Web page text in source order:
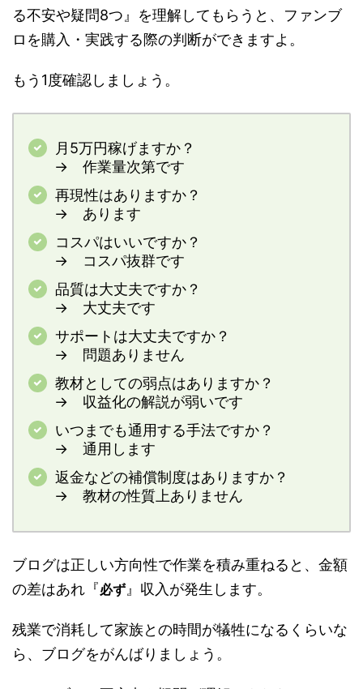
る不安や疑問8つ』を理解してもらうと、ファンブ
ロを購入・実践する際の判断ができますよ。
もう1度確認しましょう。
月5万円稼げますか？
→ 作業量次第です
再現性はありますか？
→ あります
コスパはいいですか？
→ コスパ抜群です
品質は大丈夫ですか？
→ 大丈夫です
サポートは大丈夫ですか？
→ 問題ありません
教材としての弱点はありますか？
→ 収益化の解説が弱いです
いつまでも通用する手法ですか？
→ 通用します
返金などの補償制度はありますか？
→ 教材の性質上ありません
ブログは正しい方向性で作業を積み重ねると、金額
の差はあれ『必ず 』収入が発生します。
残業で消耗して家族との時間が犠牲になるくらいな
ら、ブログをがんばりましょう。